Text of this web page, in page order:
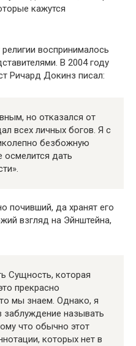
кажутся
воспринималось
В 2004 году
Ричард Докинз писал:
но отказался от
всех личных богов. Я с
безбожную
осмелится дать
почивший, да хранят его
взгляд на Эйнштейна,
Сущность, которая
прекрасно
мы знаем. Однако, я
называть
что обычно этот
которых нет в